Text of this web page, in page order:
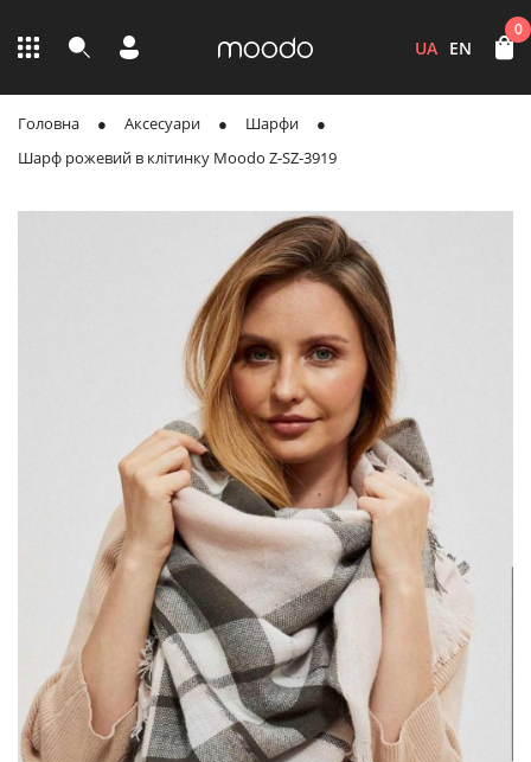
UA EN
0
Головна Аксесуари
Шарфи
Шарф рожевий в клітинку Moodo Z-SZ-3919